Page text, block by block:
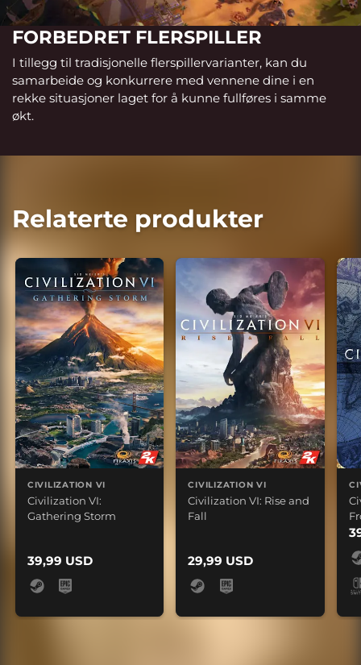
FORBEDRET FLERSPILLER
I tillegg til tradisjonelle flerspillervarianter, kan du
samarbeide og konkurrere med vennene dine i en
rekke situasjoner laget for å kunne fullføres i samme
økt.
Relaterte produkter
CIVILIZATION VI
Civilization VI:
Gathering Storm
39,99 USD
CIVILIZATION VI
Civilization VI: Rise and
Fall
29,99 USD